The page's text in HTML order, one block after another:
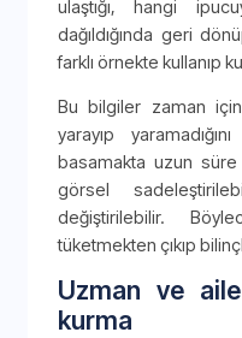
ulaştığı, hangi
dağıldığında geri
farklı örnekte kullanıp
Bu bilgiler zaman
yarayıp
basamakta uzun süre
görsel
değiştirilebilir.
tüketmekten çıkıp
Uzman ve
kurma